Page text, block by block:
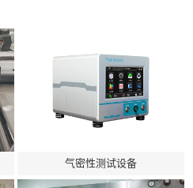
气密性测试设备